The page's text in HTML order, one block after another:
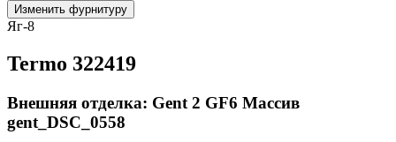
Изменить фурнитуру
Яг-8
Termo 322419
Внешняя отделка: Gent 2 GF6 Массив
gent_DSC_0558